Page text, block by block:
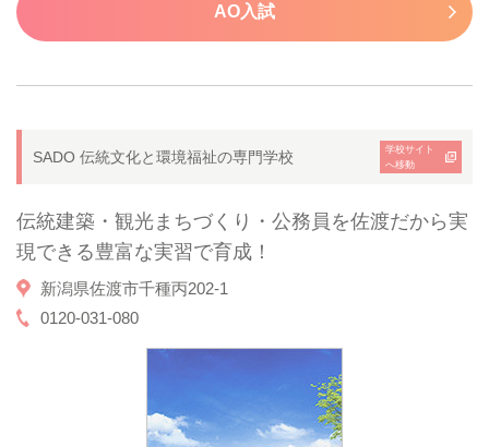
AO入試
SADO 伝統文化と環境福祉の専門学校
学校サイト
へ移動
伝統建築・観光まちづくり・公務員を佐渡だから実
現できる豊富な実習で育成！
新潟県佐渡市千種丙202-1
0120-031-080